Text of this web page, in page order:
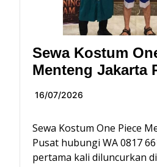
Sewa Kostum
Menteng Jakarta
16/07/2026
Sewa Kostum One Piece
Pusat hubungi WA 0817
pertama kali diluncurkan